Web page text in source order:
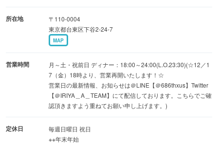
所在地
〒110-0004
東京都台東区下谷2-24-7
MAP
営業時間
月～土・祝前日 ディナー：18:00～24:00(L.O.23:30)(☆12／1
7（金）18時より、営業再開いたします！☆
営業日の最新情報、お知らせは＠LINE【＠686thxus】Twitter
【＠IRIYA＿A＿TEAM】にて配信しております。こちらでご確
認頂きますよう重ねてお願い申し上げます。)
定休日
毎週日曜日 祝日
※※年末年始